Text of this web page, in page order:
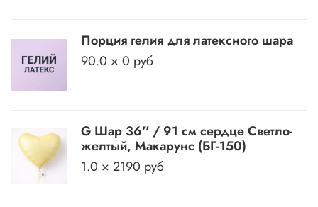
Порция гелия для латексного шара
90.0 × 0 руб
G Шар 36'' / 91 см сердце Светло-
желтый, Макарунс (БГ-150)
1.0 × 2190 руб